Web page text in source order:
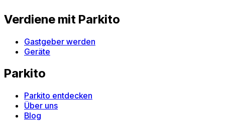
Verdiene mit Parkito
Gastgeber werden
Geräte
Parkito
Parkito entdecken
Über uns
Blog